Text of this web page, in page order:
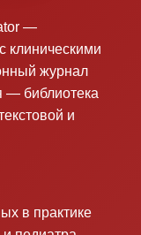
—
клиническими
журнал
— библиотека
и
в практике